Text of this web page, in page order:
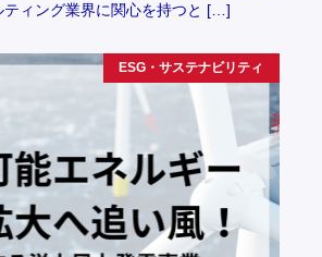
ティング業界に関心を持つと […]
ESG・サステナビリティ